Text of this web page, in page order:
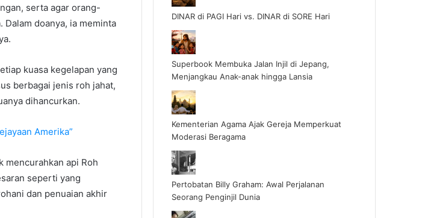
serta agar orang-
doanya, ia meminta
kuasa kegelapan yang
berbagai jenis roh jahat,
dihancurkan.
Amerika”
mencurahkan api Roh
seperti yang
dan penuaian akhir
DINAR di PAGI Hari vs. DINAR di SORE Hari
Superbook Membuka Jalan Injil di Jepang,
Menjangkau Anak-anak hingga Lansia
Kementerian Agama Ajak Gereja Memperkuat
Moderasi Beragama
Pertobatan Billy Graham: Awal Perjalanan
Seorang Penginjil Dunia